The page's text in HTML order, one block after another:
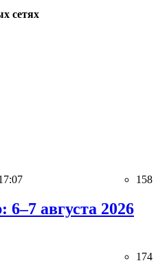
сетях
158
6–7 августа 2026
174